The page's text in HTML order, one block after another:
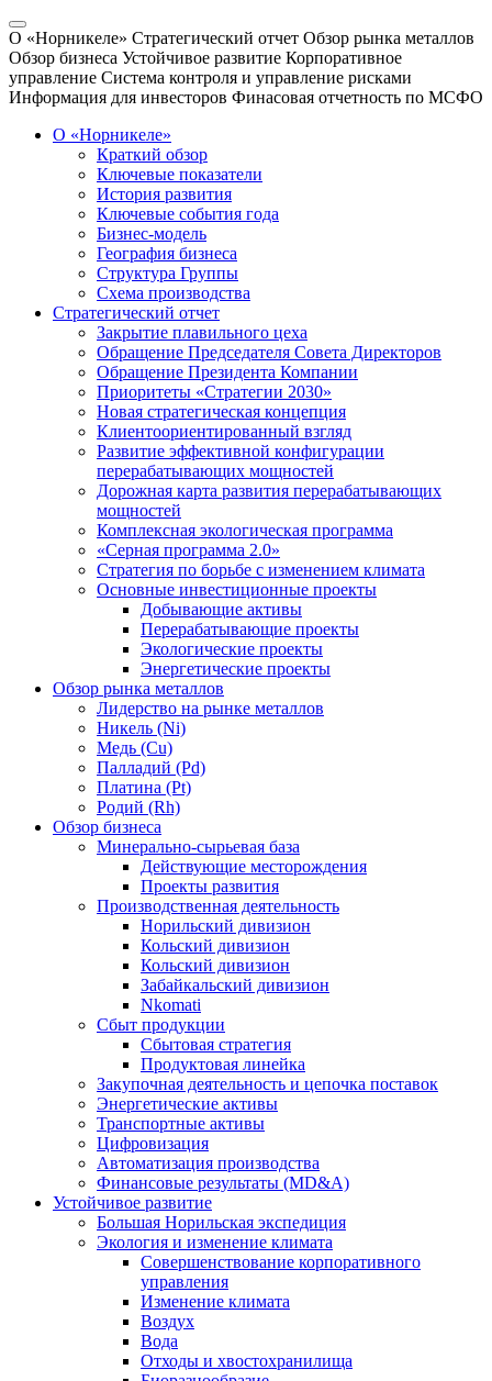
О «Норникеле» Стратегический отчет Обзор рынка металлов
Обзор бизнеса Устойчивое развитие Корпоративное
управление Система контроля и управление рисками
Информация для инвесторов Финасовая отчетность по МСФО
О «Норникеле»
Краткий обзор
Ключевые показатели
История развития
Ключевые события года
Бизнес-модель
География бизнеса
Структура Группы
Схема производства
Стратегический отчет
Закрытие плавильного цеха
Обращение Председателя Совета Директоров
Обращение Президента Компании
Приоритеты «Стратегии 2030»
Новая стратегическая концепция
Клиентоориентированный взгляд
Развитие эффективной конфигурации
перерабатывающих мощностей
Дорожная карта развития перерабатывающих
мощностей
Комплексная экологическая программа
«Серная программа 2.0»
Стратегия по борьбе с изменением климата
Основные инвестиционные проекты
Добывающие активы
Перерабатывающие проекты
Экологические проекты
Энергетические проекты
Обзор рынка металлов
Лидерство на рынке металлов
Никель (Ni)
Медь (Cu)
Палладий (Pd)
Платина (Pt)
Родий (Rh)
Обзор бизнеса
Минерально-сырьевая база
Действующие месторождения
Проекты развития
Производственная деятельность
Норильский дивизион
Кольский дивизион
Кольский дивизион
Забайкальский дивизион
Nkomati
Сбыт продукции
Сбытовая стратегия
Продуктовая линейка
Закупочная деятельность и цепочка поставок
Энергетические активы
Транспортные активы
Цифровизация
Автоматизация производства
Финансовые результаты (MD&A)
Устойчивое развитие
Большая Норильская экспедиция
Экология и изменение климата
Совершенствование корпоративного
управления
Изменение климата
Воздух
Вода
Отходы и хвостохранилища